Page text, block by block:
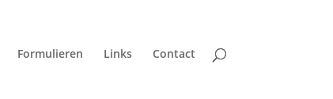
Formulieren Links Contact